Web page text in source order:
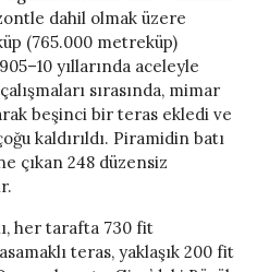
dahil olmak üzere
(765.000 metreküp)
yıllarında aceleyle
sırasında, mimar
beşinci bir teras ekledi ve
kaldırıldı. Piramidin batı
çıkan 248 düzensiz
her tarafta 730 fit
teras, yaklaşık 200 fit